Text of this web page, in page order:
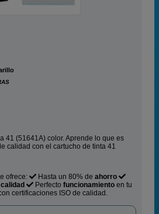
41 (51641A) color. Aprende lo que es
calidad con el cartucho de tinta 41
ofrece: Hasta un 80% de ahorro
calidad Perfecto funcionamiento en tu
certificaciones ISO de calidad.